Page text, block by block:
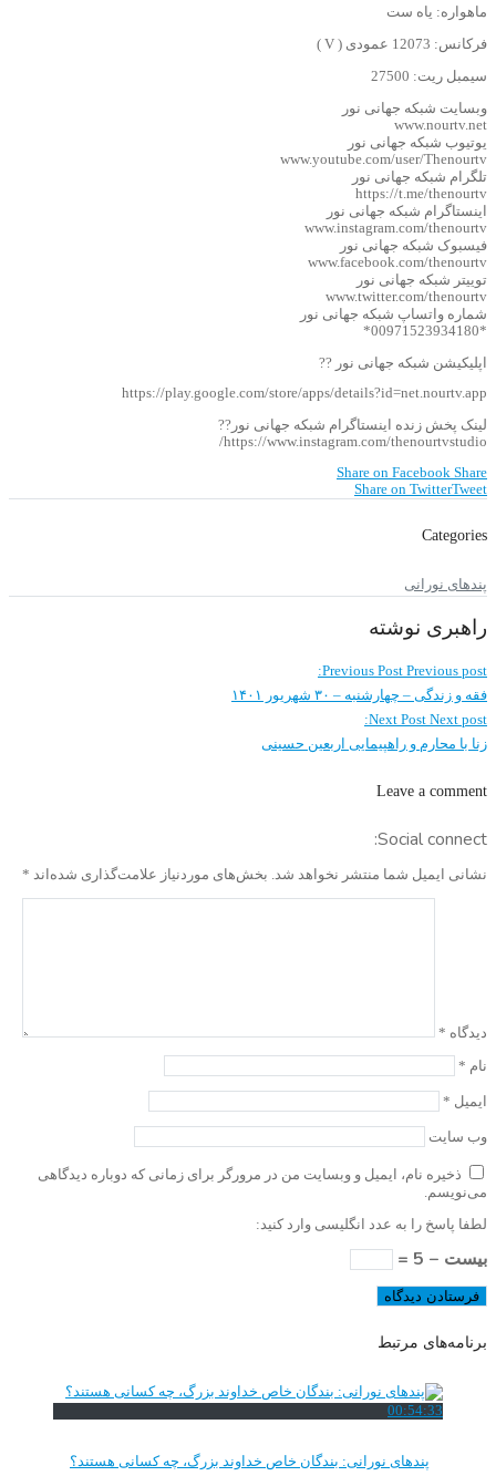
ماهواره: یاه ست
فرکانس: 12073 عمودی ( V )
سیمبل ریت: 27500
وبسایت شبکه جهانی نور
www.nourtv.net
یوتیوب شبکه جهانی نور
www.youtube.com/user/Thenourtv
تلگرام شبکه جهانی نور
https://t.me/thenourtv
اینستاگرام شبکه جهانی نور
www.instagram.com/thenourtv
فیسبوک شبکه جهانی نور
www.facebook.com/thenourtv
توییتر شبکه جهانی نور
www.twitter.com/thenourtv
شماره واتساپ شبکه جهانی نور
*00971523934180*
اپلیکیشن شبکه جهانی نور ??
https://play.google.com/store/apps/details?id=net.nourtv.app
لینک پخش زنده اینستاگرام شبکه جهانی نور??
https://www.instagram.com/thenourtvstudio/
Share on Facebook Share
Share on TwitterTweet
Categories
پندهای نورانی
راهبری نوشته
Previous Post Previous post:
فقه و زندگی – چهارشنبه – ۳۰ شهریور ۱۴۰۱
Next Post Next post:
زنا با محارم و راهپیمایی اربعین حسینی
Leave a comment
Social connect:
نشانی ایمیل شما منتشر نخواهد شد. بخش‌های موردنیاز علامت‌گذاری شده‌اند *
دیدگاه *
نام *
ایمیل *
وب‌ سایت
ذخیره نام، ایمیل و وبسایت من در مرورگر برای زمانی که دوباره دیدگاهی
می‌نویسم.
لطفا پاسخ را به عدد انگلیسی وارد کنید:
بیست − 5 =
برنامه‌های مرتبط
00:54:33
پندهای نورانی: بندگان خاص خداوند بزرگ، چه کسانی هستند؟